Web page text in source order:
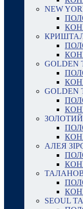
NEW
GOLDEN
GOLDEN
АЛЕЯ
SEOUL